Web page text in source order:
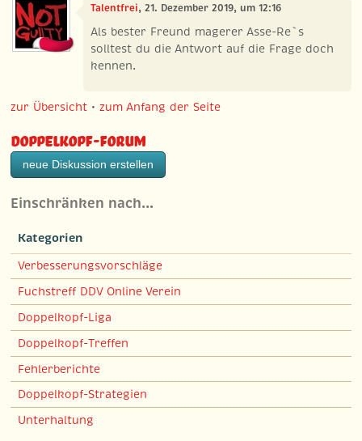
Talentfrei, 21. Dezember 2019, um 12:16
Als bester Freund magerer Asse-Re`s
solltest du die Antwort auf die Frage doch
kennen.
zur Übersicht •zum Anfang der Seite
Doppelkopf-Forum
neue Diskussion erstellen
Einschränken nach…
Kategorien
Verbesserungsvorschläge
Fuchstreff DDV Online Verein
Doppelkopf-Liga
Doppelkopf-Treffen
Fehlerberichte
Doppelkopf-Strategien
Unterhaltung